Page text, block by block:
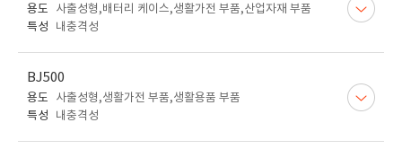
용도
사출성형,배터리 케이스,생활가전 부품,산업자재 부품
특성
내충격성
BJ500
용도
사출성형,생활가전 부품,생활용품 부품
특성
내충격성